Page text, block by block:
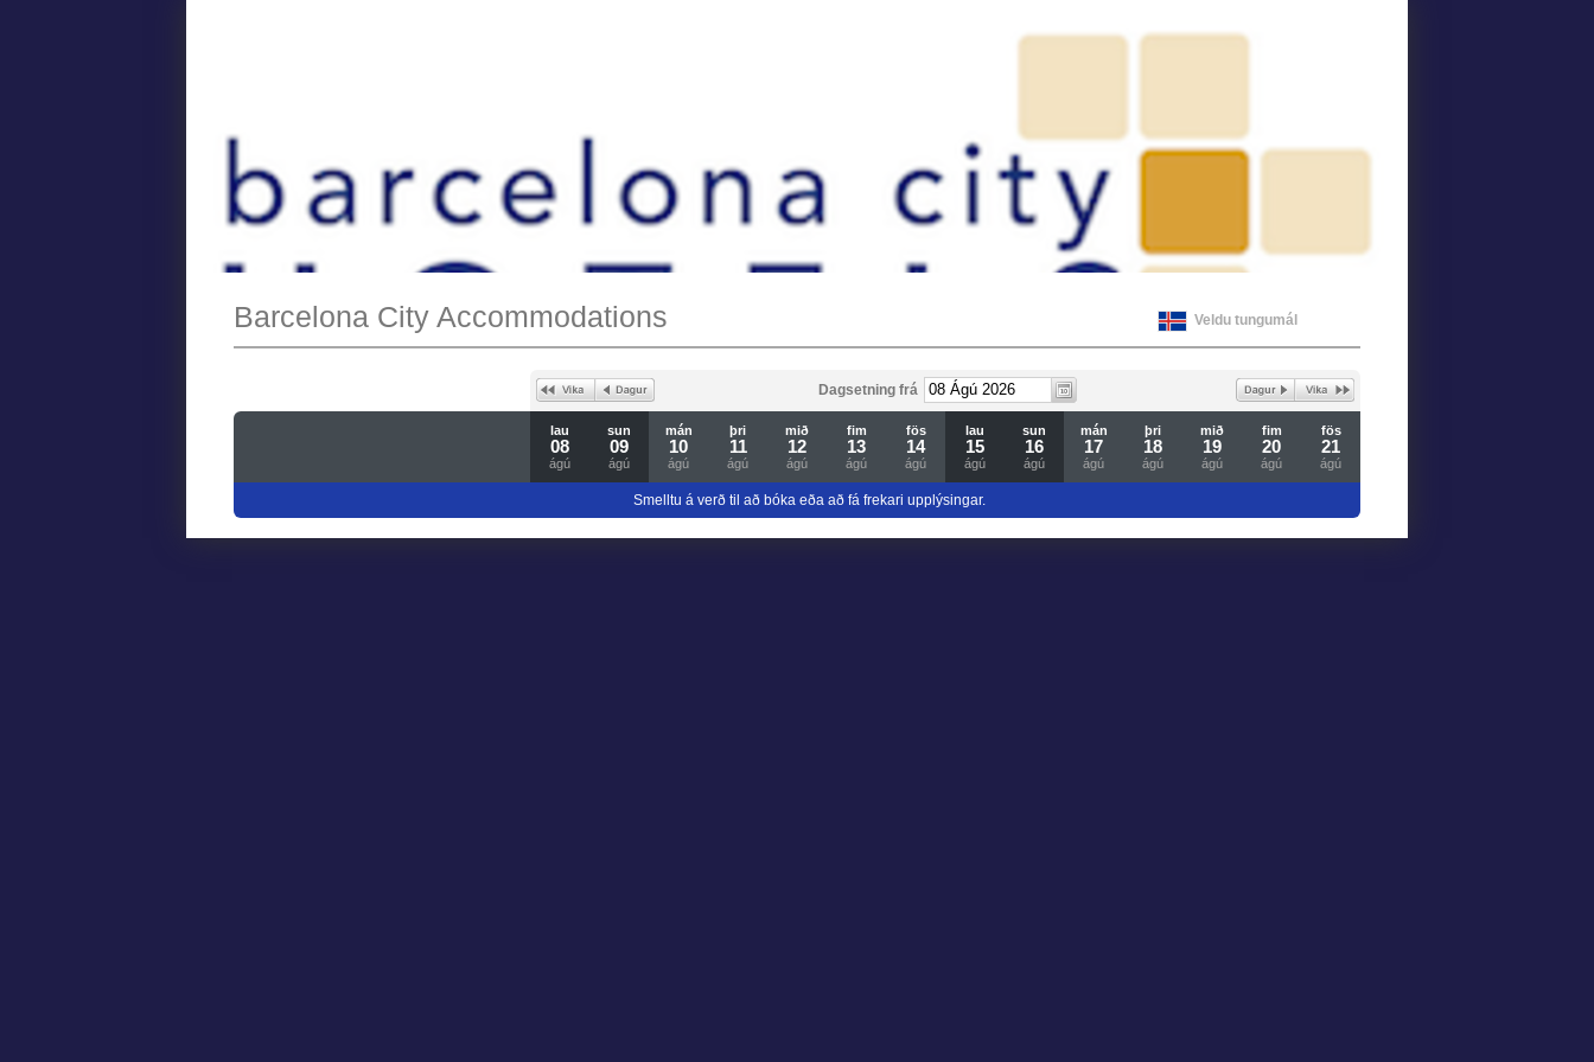
Veldu tungumál
Barcelona City Accommodations
Dagsetning frá
lau
08
ágú
sun
09
ágú
mán
10
ágú
þri
11
ágú
mið
12
ágú
fim
13
ágú
fös
14
ágú
lau
15
ágú
sun
16
ágú
mán
17
ágú
þri
18
ágú
mið
19
ágú
fim
20
ágú
fös
21
ágú
Smelltu á verð til að bóka eða að fá frekari upplýsingar.